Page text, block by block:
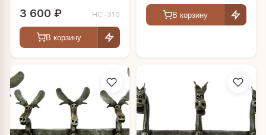
3 600 ₽ HC-310
В корзину
В корзину